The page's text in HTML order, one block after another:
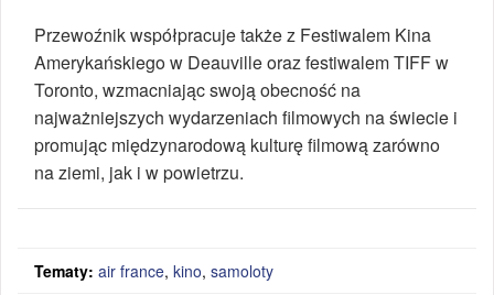
Przewoźnik współpracuje także z Festiwalem Kina
Amerykańskiego w Deauville oraz festiwalem TIFF w
Toronto, wzmacniając swoją obecność na
najważniejszych wydarzeniach filmowych na świecie i
promując międzynarodową kulturę filmową zarówno
na ziemi, jak i w powietrzu.
Tematy: air france, kino, samoloty